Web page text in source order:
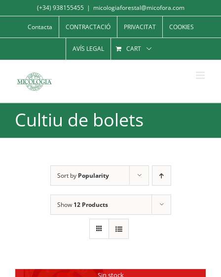
to
content
(+34) 938155455 | micologiaforestal@micofora.com
Contacta CONTRACTACIÓ PRIVACITAT COOKIES
AVÍS LEGAL CART
Cultiu de bolets
Sort by Popularity
Show 12 Products
Sin stock